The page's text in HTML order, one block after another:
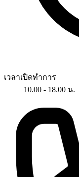
เวลาเปิดทำการ
10.00 - 18.00 น.